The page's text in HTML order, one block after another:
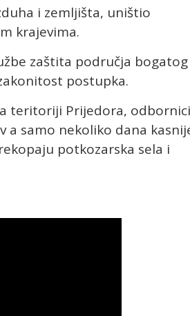
i zemljišta, uništio
krajevima.
zaštita područja bogatog
postupka.
teritoriji Prijedora, odbornici
a samo nekoliko dana
potkozarska sela i